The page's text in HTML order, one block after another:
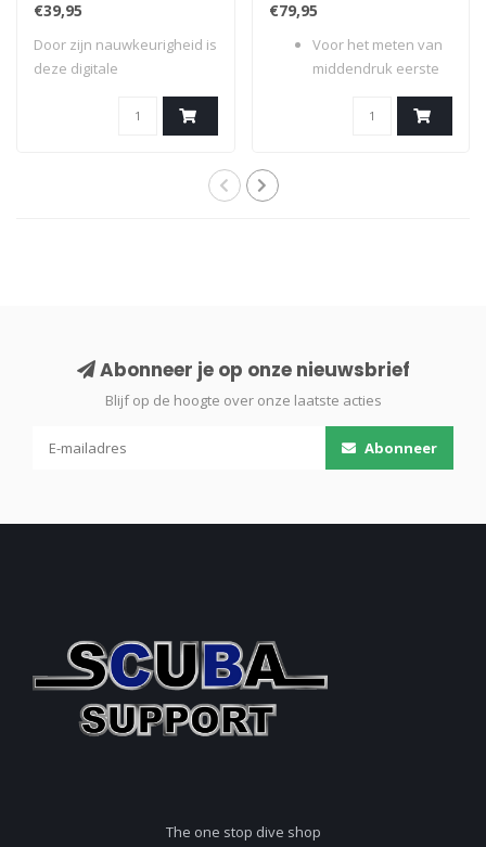
€39,95
Door zijn nauwkeurigheid is
deze digitale
middendrukmeter ze..
€79,95
Voor het meten van
middendruk eerste
trap en het tes..
Abonneer je op onze nieuwsbrief
Blijf op de hoogte over onze laatste acties
Abonneer
The one stop dive shop